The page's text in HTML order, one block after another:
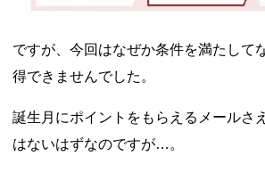
ですが、今回はなぜか条件を満たして
得できませんでした。
誕生月にポイントをもらえるメールさ
はないはずなのですが…。